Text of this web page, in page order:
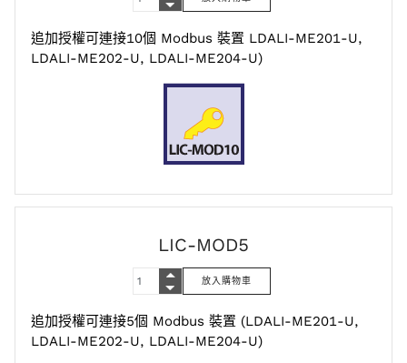
追加授權可連接10個 Modbus 裝置 LDALI-ME201-U,
LDALI-ME202-U, LDALI-ME204-U)
LIC-MOD5
追加授權可連接5個 Modbus 裝置 (LDALI-ME201-U,
LDALI-ME202-U, LDALI-ME204-U)